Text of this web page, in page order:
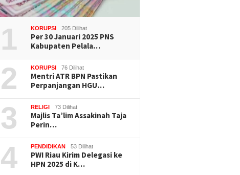
1 KORUPSI 205 Dilihat
Per 30 Januari 2025 PNS
Kabupaten Pelala…
2 KORUPSI 76 Dilihat
Mentri ATR BPN Pastikan
Perpanjangan HGU…
3 RELIGI 73 Dilihat
Majlis Ta’lim Assakinah Taja
Perin…
4 PENDIDIKAN 53 Dilihat
PWI Riau Kirim Delegasi ke
HPN 2025 di K…